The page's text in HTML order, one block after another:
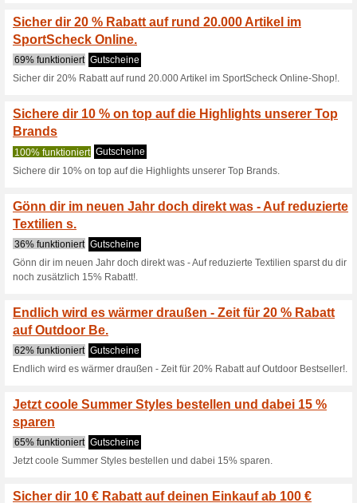
Jetzt schon auf den Winter
ordentlich sparen!.
Bereit für den
Bademode & Su.
56% funktioniert
Gutscheine
Styles!.
Kauf von aus.